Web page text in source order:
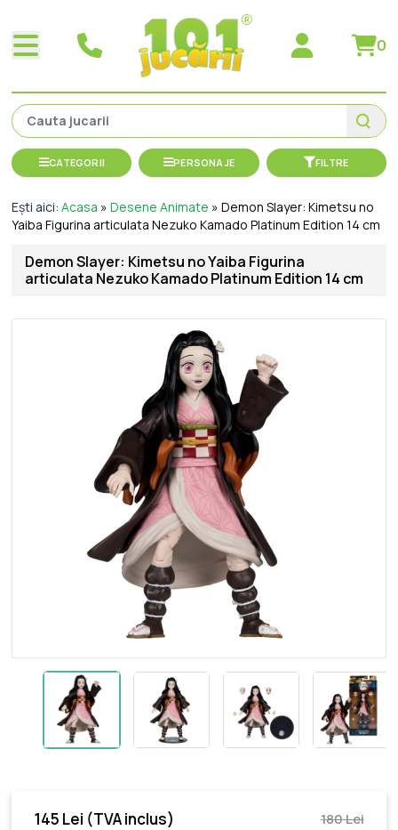
0
CATEGORII PERSONAJE FILTRE
Ești aici:Acasa »Desene Animate »Demon Slayer: Kimetsu no
Yaiba Figurina articulata Nezuko Kamado Platinum Edition 14 cm
Demon Slayer: Kimetsu no Yaiba Figurina
articulata Nezuko Kamado Platinum Edition 14 cm
145 Lei (TVA inclus) 180 Lei